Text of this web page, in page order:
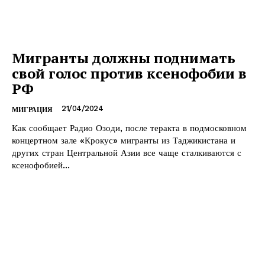
Мигранты должны поднимать
свой голос против ксенофобии в
РФ
МИГРАЦИЯ 21/04/2024
Как сообщает Радио Озоди, после теракта в подмосковном
концертном зале «Крокус» мигранты из Таджикистана и
других стран Центральной Азии все чаще сталкиваются с
ксенофобией...